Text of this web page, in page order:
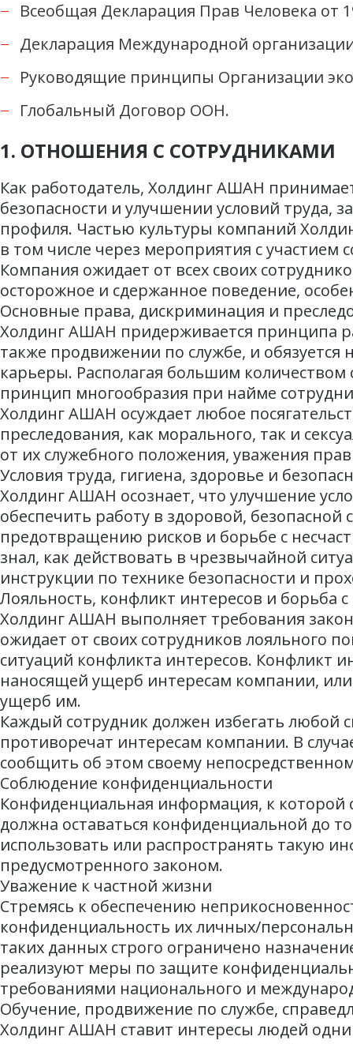
Всеобщая Декларация Прав Человека от
Декларация Международной
Руководящие принципы Организации
Глобальный Договор ООН.
1. ОТНОШЕНИЯ С СОТРУДНИКАМИ
Как работодатель, Холдинг АШАН
безопасности и улучшении условий труда,
профиля. Частью культуры компаний
в том числе через мероприятия с участием
Компания ожидает от всех своих
осторожное и сдержанное поведение,
Основные права, дискриминация и
Холдинг АШАН придерживается принципа
также продвижении по службе, и
карьеры. Располагая большим
принцип многообразия при найме
Холдинг АШАН осуждает любое
преследования, как морального, так и
от их служебного положения, уважения
Условия труда, гигиена, здоровье и
Холдинг АШАН осознает, что улучшение
обеспечить работу в здоровой,
предотвращению рисков и борьбе с
знал, как действовать в чрезвычайной
инструкции по технике безопасности и
Лояльность, конфликт интересов и борьба
Холдинг АШАН выполняет требования
ожидает от своих сотрудников лояльного
ситуаций конфликта интересов. Конфликт
наносящей ущерб интересам компании,
ущерб им.
Каждый сотрудник должен избегать любой
противоречат интересам компании. В
сообщить об этом своему
Соблюдение конфиденциальности
Конфиденциальная информация, к которой
должна оставаться конфиденциальной до
использовать или распространять такую
предусмотренного законом.
Уважение к частной жизни
Стремясь к обеспечению
конфиденциальность их личных/
таких данных строго ограничено
реализуют меры по защите
требованиями национального и
Обучение, продвижение по службе,
Холдинг АШАН ставит интересы людей